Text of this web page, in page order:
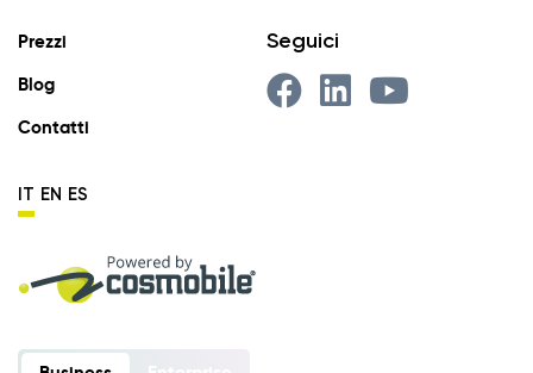
Prezzi
Blog
Contatti
IT EN ES
Seguici